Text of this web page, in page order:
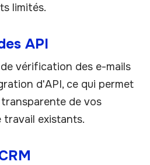
limités.
API
vérification des e-mails
d'API, ce qui permet
de vos
travail existants.